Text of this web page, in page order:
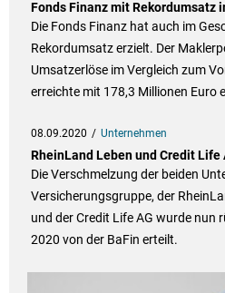
Fonds Finanz mit Rekordumsatz
Die Fonds Finanz hat auch im
Rekordumsatz erzielt. Der
Umsatzerlöse im Vergleich zum
erreichte mit 178,3 Millionen Euro
08.09.2020 Unternehmen
RheinLand Leben und Credit Life
Die Verschmelzung der beiden
Versicherungsgruppe, der
und der Credit Life AG wurde nun
2020 von der BaFin erteilt.